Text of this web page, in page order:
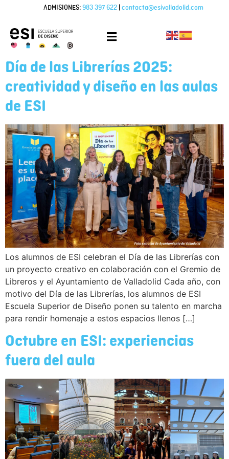
ADMISIONES: 983 397 622 contacta@esivalladolid.com
Día de las Librerías 2025:
creatividad y diseño en las aulas
de ESI
Los alumnos de ESI celebran el Día de las Librerías con
un proyecto creativo en colaboración con el Gremio de
Libreros y el Ayuntamiento de Valladolid Cada año, con
motivo del Día de las Librerías, los alumnos de ESI
Escuela Superior de Diseño ponen su talento en marcha
para rendir homenaje a estos espacios llenos […]
Octubre en ESI: experiencias
fuera del aula